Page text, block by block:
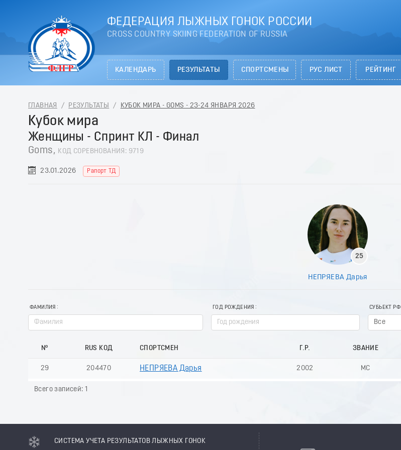
ФЕДЕРАЦИЯ ЛЫЖНЫХ ГОНОК РОССИИ
CROSS COUNTRY SKIING FEDERATION OF RUSSIA
КАЛЕНДАРЬ РЕЗУЛЬТАТЫ СПОРТСМЕНЫ РУС ЛИСТ РЕЙТИНГ
ГЛАВНАЯ / РЕЗУЛЬТАТЫ / КУБОК МИРА - GOMS - 23-24 ЯНВАРЯ 2026
Кубок мира
Женщины - Спринт КЛ - Финал
Goms, КОД СОРЕВНОВАНИЯ: 9719
23.01.2026 Рапорт ТД
25
НЕПРЯЕВА Дарья
ФАМИЛИЯ ГОД РОЖДЕНИЯ СУБЬЕКТ РФ
Все
№ RUS КОД СПОРТСМЕН Г.Р. ЗВАНИЕ
29 204470 НЕПРЯЕВА Дарья 2002 МС
Всего записей: 1
СИСТЕМА УЧЕТА РЕЗУЛЬТАТОВ ЛЫЖНЫХ ГОНОК